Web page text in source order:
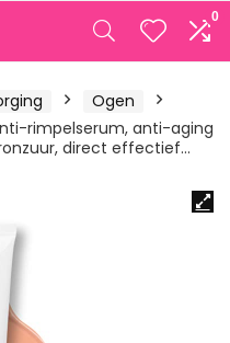
0
Ogen
rimpelserum, anti-aging
direct effectief…